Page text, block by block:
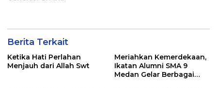
Berita Terkait
Ketika Hati Perlahan
Menjauh dari Allah Swt
Meriahkan Kemerdekaan,
Ikatan Alumni SMA 9
Medan Gelar Berbagai